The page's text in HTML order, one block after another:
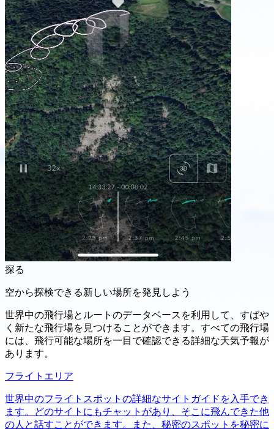
探る
空から探検できる新しい場所を発見しよう
世界中の飛行場とルートのデータベースを利用して、すばや
く新たな飛行場を見つけることができます。すべての飛行場
には、飛行可能な場所を一目で確認できる詳細な天気予報が
あります。
フライトエリア
世界中のフライトスポットの詳細なサイトガイドを入手でき
ます。どのサイトにもチャットがあり、そこに飛んできた他
の人と話すことができます。また、秘密のスポットを秘密に